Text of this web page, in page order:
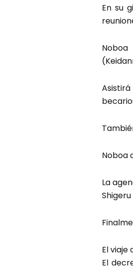
En su
Noboa
La
Shigeru
El
El